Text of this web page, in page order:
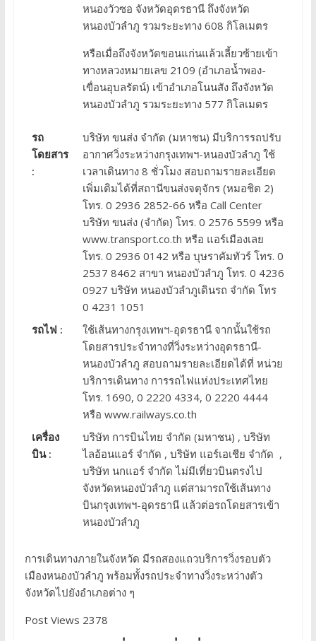
หนองวัวซอ จังหวัดอุดรธานี ถึงจังหวัด
หนองบัวลำภู รวมระยะทาง 608 กิโลเมตร
หรือเมื่อถึงจังหวัดขอนแก่นแล้วเลี้ยวซ้ายเข้า
ทางหลวงหมายเลข 2109 (อำเภอน้ำพอง-
เขื่อนอุบลรัตน์) เข้าอำเภอโนนสัง ถึงจังหวัด
หนองบัวลำภู รวมระยะทาง 577 กิโลเมตร
รถ
โดยสาร
:
บริษัท ขนส่ง จำกัด (มหาชน) มีบริการรถปรับ
อากาศวิ่งระหว่างกรุงเทพฯ-หนองบัวลำภู ใช้
เวลาเดินทาง 8 ชั่วโมง สอบถามรายละเอียด
เพิ่มเติมได้ที่สถานีขนส่งจตุจักร (หมอชิต 2)
โทร. 0 2936 2852-66 หรือ Call Center
บริษัท ขนส่ง (จำกัด) โทร. 0 2576 5599 หรือ
www.transport.co.th หรือ แอร์เมืองเลย
โทร. 0 2936 0142 หรือ บุษราคัมทัวร์ โทร. 0
2537 8462 สาขา หนองบัวลำภู โทร. 0 4236
0927 บริษัท หนองบัวลำภูเดินรถ จำกัด โทร
0 4231 1051
รถไฟ :
ใช้เส้นทางกรุงเทพฯ-อุดรธานี จากนั้นใช้รถ
โดยสารประจำทางที่วิ่งระหว่างอุดรธานี-
หนองบัวลำภู สอบถามรายละเอียดได้ที่ หน่วย
บริการเดินทาง การรถไฟแห่งประเทศไทย
โทร. 1690, 0 2220 4334, 0 2220 4444
หรือ www.railways.co.th
เครื่อง
บิน :
บริษัท การบินไทย จำกัด (มหาชน) , บริษัท
ไลอ้อนแอร์ จำกัด , บริษัท แอร์เอเชีย จำกัด ,
บริษัท นกแอร์ จำกัด ไม่มีเที่ยวบินตรงไป
จังหวัดหนองบัวลำภู แต่สามารถใช้เส้นทาง
บินกรุงเทพฯ-อุดรธานี แล้วต่อรถโดยสารเข้า
หนองบัวลำภู
การเดินทางภายในจังหวัด มีรถสองแถวบริการวิ่งรอบตัว
เมืองหนองบัวลำภู พร้อมทั้งรถประจำทางวิ่งระหว่างตัว
จังหวัดไปยังอำเภอต่าง ๆ
Post Views 2378